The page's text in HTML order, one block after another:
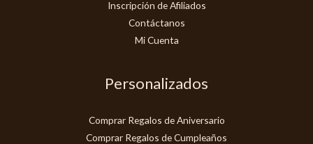
Inscripción de Afiliados
Contáctanos
Mi Cuenta
Personalizados
Comprar Regalos de Aniversario
Comprar Regalos de Cumpleaños